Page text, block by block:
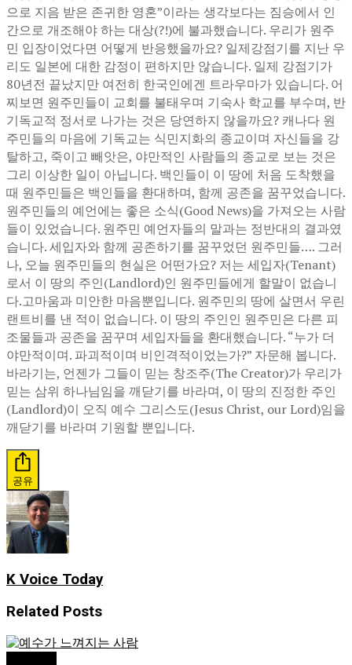
으로 지음 받은 존귀한 영혼”이라는 생각보다는 짐승에서 인
간으로 개조해야 하는 대상(?!)에 불과했습니다. 우리가 원주
민 입장이었다면 어떻게 반응했을까요? 일제강점기를 지난 우
리도 일본에 대한 감정이 편하지만 않습니다. 일제 강점기가
80년전 끝났지만 여전히 한국인에겐 트라우마가 있습니다. 어
찌보면 원주민들이 교회를 불태우며 기숙사 학교를 부수며, 반
기독교적 정서로 나가는 것은 당연하지 않을까요? 캐나다 원
주민들의 마음에 기독교는 식민지화의 종교이며 자신들을 강
탈하고, 죽이고 빼앗은, 야만적인 사람들의 종교로 보는 것은
그리 이상한 일이 아닙니다. 백인들이 이 땅에 처음 도착했을
때 원주민들은 백인들을 환대하며, 함께 공존을 꿈꾸었습니다.
원주민들의 예언에는 좋은 소식(Good News)을 가져오는 사람
들이 있었습니다. 원주민 예언자들의 말과는 정반대의 결과였
습니다. 세입자와 함께 공존하기를 꿈꾸었던 원주민들…. 그러
나, 오늘 원주민들의 현실은 어떤가요? 저는 세입자(Tenant)
로서 이 땅의 주인(Landlord)인 원주민들에게 할말이 없습니
다.고마움과 미안한 마음뿐입니다. 원주민의 땅에 살면서 우린
랜트비를 낸 적이 없습니다. 이 땅의 주인인 원주민은 다른 피
조물들과 공존을 꿈꾸며 세입자들을 환대했습니다. “누가 더
야만적이며. 파괴적이며 비인격적이었는가?” 자문해 봅니다.
바라기는, 언젠가 그들이 믿는 창조주(The Creator)가 우리가
믿는 삼위 하나님임을 깨닫기를 바라며, 이 땅의 진정한 주인
(Landlord)이 오직 예수 그리스도(Jesus Christ, our Lord)임을
깨닫기를 바라며 기원할 뿐입니다.
공유
K Voice Today
Related Posts